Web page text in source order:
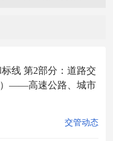
线 第2部分：道路交
）——高速公路、城市
交管动态